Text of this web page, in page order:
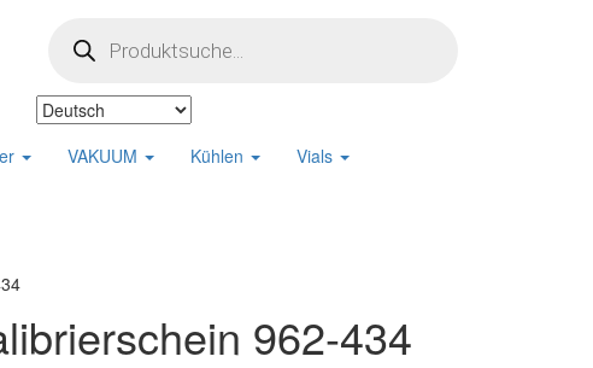
search
VAKUUM Kühlen Vials
962-434